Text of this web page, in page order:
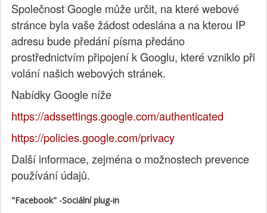
Společnost Google může určit, na které webové
stránce byla vaše žádost odeslána a na kterou IP
adresu bude předání písma předáno
prostřednictvím připojení k Googlu, které vzniklo při
volání našich webových stránek.
Nabídky Google níže
https://adssettings.google.com/authenticated
https://policies.google.com/privacy
Další informace, zejména o možnostech prevence
používání údajů.
"Facebook" -Sociální plug-in